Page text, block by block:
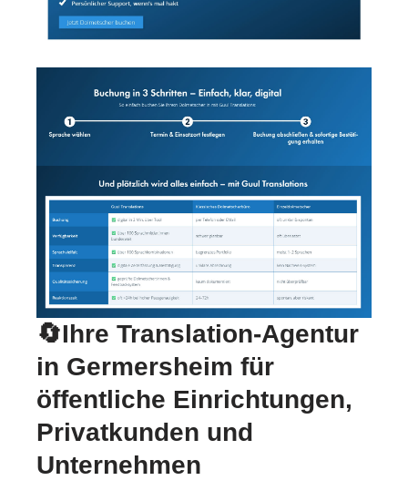
🔄Ihre Translation-Agentur
in Germersheim für
öffentliche Einrichtungen,
Privatkunden und
Unternehmen